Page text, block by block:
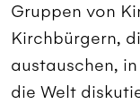
Gruppen von
Kirchbürgern,
austauschen,
die Welt